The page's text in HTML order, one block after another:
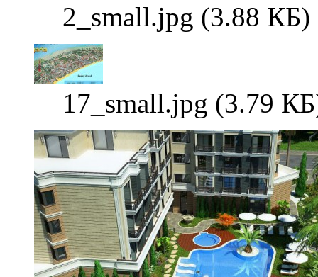
2_small.jpg (3.88
17_small.jpg (3.79